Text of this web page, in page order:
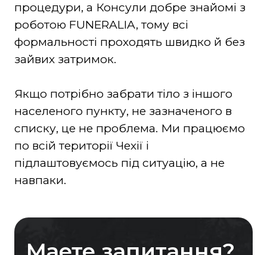
процедури, а Консули добре знайомі з
роботою FUNERALIA, тому всі
формальності проходять швидко й без
зайвих затримок.
Якщо потрібно забрати тіло з іншого
населеного пункту, не зазначеного в
списку, це не проблема. Ми працюємо
по всій території Чехії і
підлаштовуємось під ситуацію, а не
навпаки.